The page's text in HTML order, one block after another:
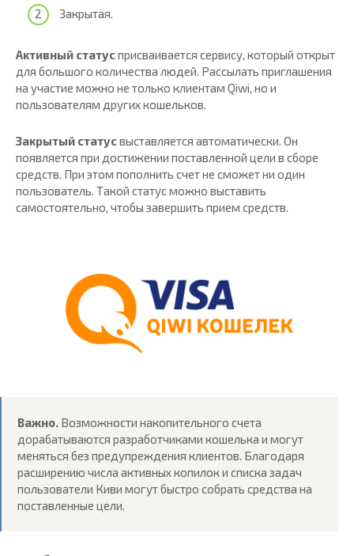
Закрытая.
Активный статусприсваивается сервису, который открыт
для большого количества людей. Рассылать приглашения
на участие можно не только клиентам Qiwi, но и
пользователям других кошельков.
Закрытый статусвыставляется автоматически. Он
появляется при достижении поставленной цели в сборе
средств. При этом пополнить счет не сможет ни один
пользователь. Такой статус можно выставить
самостоятельно, чтобы завершить прием средств.
Важно. Возможности накопительного счета
дорабатываются разработчиками кошелька и могут
меняться без предупреждения клиентов. Благодаря
расширению числа активных копилок и списка задач
пользователи Киви могут быстро собрать средства на
поставленные цели.